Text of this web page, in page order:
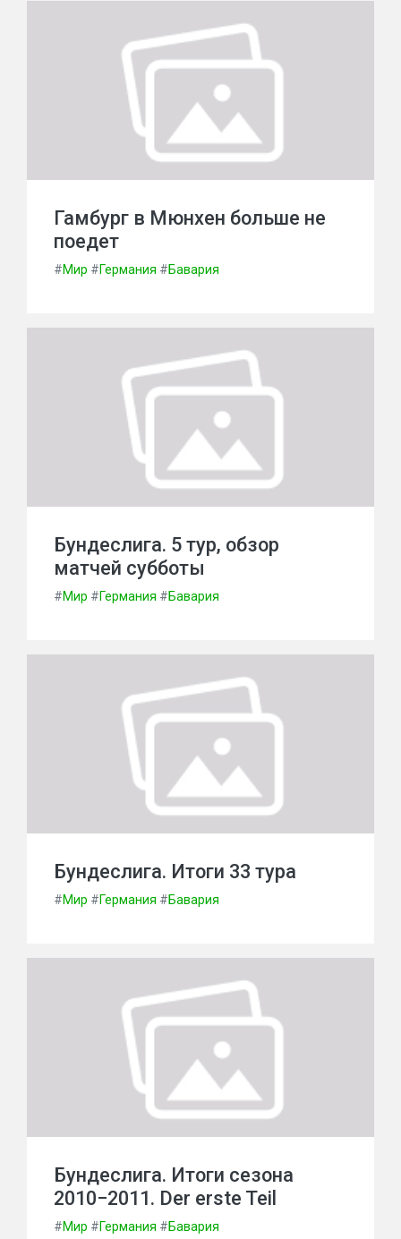
Гамбург в Мюнхен больше не
поедет
#Мир #Германия #Бавария
Бундеслига. 5 тур, обзор
матчей субботы
#Мир #Германия #Бавария
Бундеслига. Итоги 33 тура
#Мир #Германия #Бавария
Бундеслига. Итоги сезона
2010−2011. Der erste Teil
#Мир #Германия #Бавария